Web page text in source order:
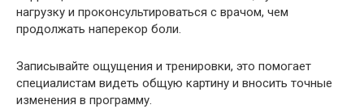
нагрузку и проконсультироваться с врачом, чем
продолжать наперекор боли.
Записывайте ощущения и тренировки, это помогает
специалистам видеть общую картину и вносить точные
изменения в программу.